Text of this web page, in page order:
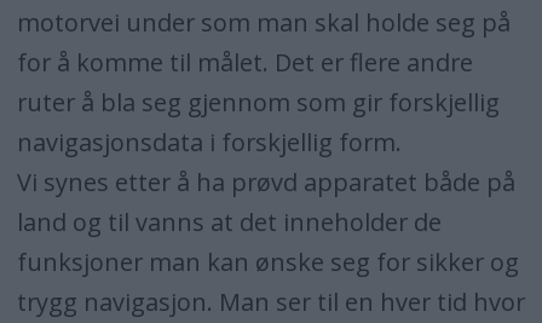
motorvei under som man skal holde seg på
for å komme til målet. Det er flere andre
ruter å bla seg gjennom som gir forskjellig
navigasjonsdata i forskjellig form.
Vi synes etter å ha prøvd apparatet både på
land og til vanns at det inneholder de
funksjoner man kan ønske seg for sikker og
trygg navigasjon. Man ser til en hver tid hvor